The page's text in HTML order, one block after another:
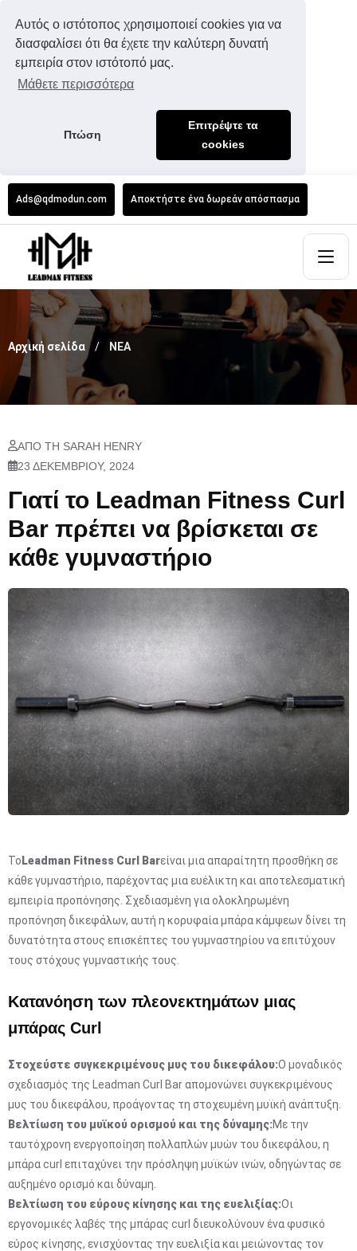
Αυτός ο ιστότοπος χρησιμοποιεί cookies για να
διασφαλίσει ότι θα έχετε την καλύτερη δυνατή
εμπειρία στον ιστότοπό μας.
Μάθετε περισσότερα
Πτώση
Επιτρέψτε τα
cookies
Ads@qdmodun.com Αποκτήστε ένα δωρεάν απόσπασμα
Αρχική σελίδα ΝΕΑ
ΑΠΌ ΤΗ SARAH HENRY
23 ΔΕΚΕΜΒΡΊΟΥ, 2024
Γιατί το Leadman Fitness Curl
Bar πρέπει να βρίσκεται σε
κάθε γυμναστήριο
Το Leadman Fitness Curl Barείναι μια απαραίτητη προσθήκη σε
κάθε γυμναστήριο, παρέχοντας μια ευέλικτη και αποτελεσματική
εμπειρία προπόνησης. Σχεδιασμένη για ολοκληρωμένη
προπόνηση δικεφάλων, αυτή η κορυφαία μπάρα κάμψεων δίνει τη
δυνατότητα στους επισκέπτες του γυμναστηρίου να επιτύχουν
τους στόχους γυμναστικής τους.
Κατανόηση των πλεονεκτημάτων μιας
μπάρας Curl
Στοχεύστε συγκεκριμένους μυς του δικεφάλου:Ο μοναδικός
σχεδιασμός της Leadman Curl Bar απομονώνει συγκεκριμένους
μυς του δικεφάλου, προάγοντας τη στοχευμένη μυϊκή ανάπτυξη.
Βελτίωση του μυϊκού ορισμού και της δύναμης:Με την
ταυτόχρονη ενεργοποίηση πολλαπλών μυών του δικεφάλου, η
μπάρα curl επιταχύνει την πρόσληψη μυϊκών ινών, οδηγώντας σε
αυξημένο ορισμό και δύναμη.
Βελτίωση του εύρους κίνησης και της ευελιξίας:Οι
εργονομικές λαβές της μπάρας curl διευκολύνουν ένα φυσικό
εύρος κίνησης, ενισχύοντας την ευελιξία και μειώνοντας τον